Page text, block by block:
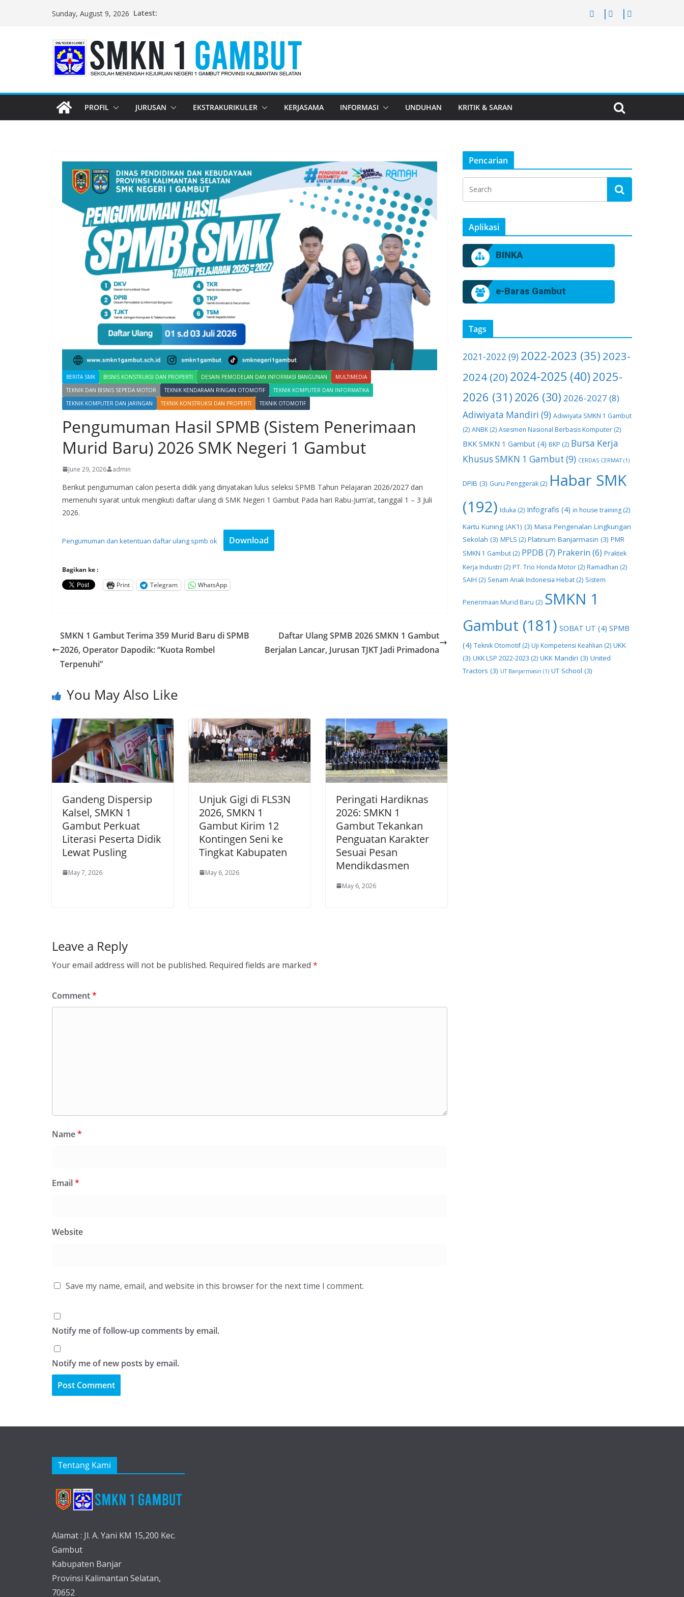
Sunday, August 9, 2026 Latest:
PROFIL JURUSAN EKSTRAKURIKULER KERJASAMA INFORMASI UNDUHAN KRITIK & SARAN
BERITA SMK BISNIS KONSTRUKSI DAN PROPERTI DESAIN PEMODELAN DAN INFORMASI BANGUNAN
MULTIMEDIA
TEKNIK DAN BISNIS SEPEDA MOTOR
TEKNIK KENDARAAN RINGAN OTOMOTIF
TEKNIK KOMPUTER DAN INFORMATIKA
TEKNIK KOMPUTER DAN JARINGAN
TEKNIK KONSTRUKSI DAN PROPERTI TEKNIK OTOMOTIF
Pengumuman Hasil SPMB (Sistem Penerimaan
Murid Baru) 2026 SMK Negeri 1 Gambut
June 29, 2026 admin
Berikut pengumuman calon peserta didik yang dinyatakan lulus seleksi SPMB Tahun Pelajaran 2026/2027 dan
memenuhi syarat untuk mengikuti daftar ulang di SMK Negeri 1 Gambut Pada hari Rabu-Jum’at, tanggal 1 – 3 Juli
2026.
Pengumuman dan ketentuan daftar ulang spmb ok Download
Bagikan ke :
Print
Telegram WhatsApp
SMKN 1 Gambut Terima 359 Murid Baru di SPMB
2026, Operator Dapodik: “Kuota Rombel
Terpenuhi”
Daftar Ulang SPMB 2026 SMKN 1 Gambut
Berjalan Lancar, Jurusan TJKT Jadi Primadona
You May Also Like
Gandeng Dispersip
Kalsel, SMKN 1
Gambut Perkuat
Literasi Peserta Didik
Lewat Pusling
May 7, 2026
Unjuk Gigi di FLS3N
2026, SMKN 1
Gambut Kirim 12
Kontingen Seni ke
Tingkat Kabupaten
May 6, 2026
Peringati Hardiknas
2026: SMKN 1
Gambut Tekankan
Penguatan Karakter
Sesuai Pesan
Mendikdasmen
May 6, 2026
Leave a Reply
Your email address will not be published. Required fields are marked *
Comment*
Name*
Email*
Website
Save my name, email, and website in this browser for the next time I comment.
Notify me of follow-up comments by email.
Notify me of new posts by email.
Pencarian
Aplikasi
BINKA
e-Baras Gambut
Tags
2021-2022 (9) 2022-2023 (35) 2023-
2024 (20) 2024-2025 (40) 2025-
2026 (31) 2026 (30) 2026-2027 (8)
Adiwiyata Mandiri (9) Adiwiyata SMKN 1 Gambut
(2) ANBK (2) Asesmen Nasional Berbasis Komputer (2)
BKK SMKN 1 Gambut (4) BKP (2) Bursa Kerja
Khusus SMKN 1 Gambut (9) CERDAS CERMAT(1)
DPIB (3) Guru Penggerak (2) Habar SMK
(192) Iduka (2) Infografis (4) in house training (2)
Kartu Kuning (AK1) (3) Masa Pengenalan Lingkungan
Sekolah (3) MPLS (2) Platinum Banjarmasin (3) PMR
SMKN 1 Gambut (2) PPDB (7) Prakerin (6) Praktek
Kerja Industri (2) PT. Trio Honda Motor (2) Ramadhan (2)
SAIH (2) Senam Anak Indonesia Hebat (2) Sistem
Penerimaan Murid Baru (2) SMKN 1
Gambut (181) SOBAT UT (4) SPMB
(4) Teknik Otomotif(2) Uji Kompetensi Keahlian (2) UKK
(3) UKK LSP 2022-2023 (2) UKK Mandiri (3) United
Tractors (3) UT Banjarmasin (1) UT School (3)
Tentang Kami
Alamat : Jl. A. Yani KM 15,200 Kec.
Gambut
Kabupaten Banjar
Provinsi Kalimantan Selatan,
70652